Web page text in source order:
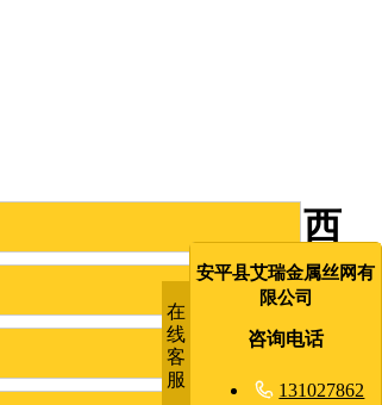
西
藏
AB
门
在
线
客
服
安平县艾瑞金属丝网有
限公司
咨询电话
 131027862